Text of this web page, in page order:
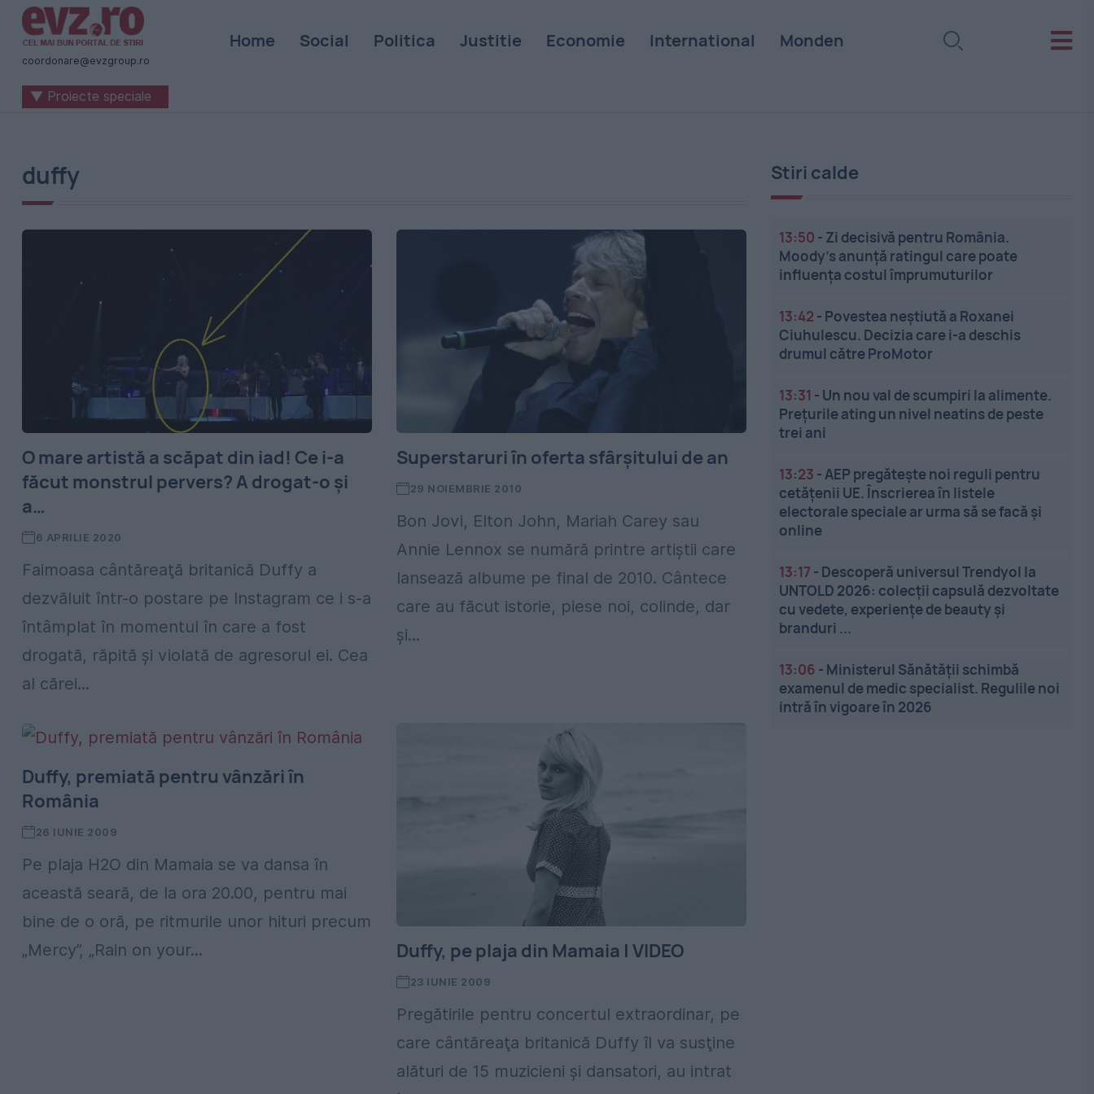
Știri
naționale
internaționale
România
-
coordonare@evzgroup.ro
Home Social Politica Justitie Economie International Monden
▼ Proiecte speciale
duffy
O mare artistă a scăpat din iad! Ce i-a
făcut monstrul pervers? A drogat-o şi
a…
6 APRILIE 2020
Faimoasa cântăreaţă britanică Duffy a
dezvăluit într-o postare pe Instagram ce i s-a
întâmplat în momentul în care a fost
drogată, răpită şi violată de agresorul ei. Cea
al cărei...
Superstaruri în oferta sfârşitului de an
29 NOIEMBRIE 2010
Bon Jovi, Elton John, Mariah Carey sau
Annie Lennox se numără printre artiştii care
lansează albume pe final de 2010. Cântece
care au făcut istorie, piese noi, colinde, dar
şi...
Duffy, premiată pentru vânzări în
România
26 IUNIE 2009
Pe plaja H2O din Mamaia se va dansa în
această seară, de la ora 20.00, pentru mai
bine de o oră, pe ritmurile unor hituri precum
„Mercy”, „Rain on your...
Duffy, pe plaja din Mamaia | VIDEO
23 IUNIE 2009
Pregătirile pentru concertul extraordinar, pe
care cântăreaţa britanică Duffy îl va susţine
alături de 15 muzicieni şi dansatori, au intrat
Stiri calde
13:50 - Zi decisivă pentru România.
Moody’s anunță ratingul care poate
influența costul împrumuturilor
13:42 - Povestea neștiută a Roxanei
Ciuhulescu. Decizia care i-a deschis
drumul către ProMotor
13:31 - Un nou val de scumpiri la alimente.
Prețurile ating un nivel neatins de peste
trei ani
13:23 -AEP pregătește noi reguli pentru
cetățenii UE. Înscrierea în listele
electorale speciale ar urma să se facă și
online
13:17 - Descoperă universul Trendyol la
UNTOLD 2026: colecții capsulă dezvoltate
cu vedete, experiențe de beauty și
branduri ...
13:06 - Ministerul Sănătății schimbă
examenul de medic specialist. Regulile noi
intră în vigoare în 2026